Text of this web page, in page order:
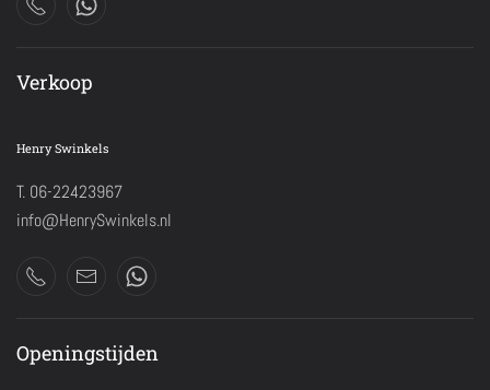
Verkoop
Henry Swinkels
T. 06-22423967
info@HenrySwinkels.nl
Openingstijden